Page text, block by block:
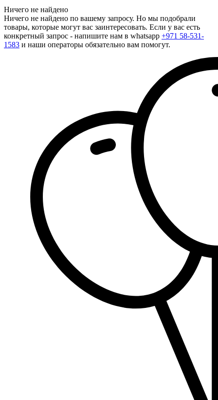
Ничего не найдено
Ничего не найдено по вашему запросу. Но мы подобрали
товары, которые могут вас заинтересовать. Если у вас есть
конкретный запрос - напишите нам в whatsapp +971 58-531-
1583 и наши операторы обязательно вам помогут.